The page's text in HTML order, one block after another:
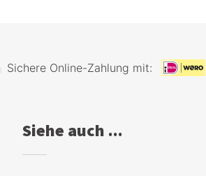
Sichere Online-Zahlung mit:
Siehe auch ...